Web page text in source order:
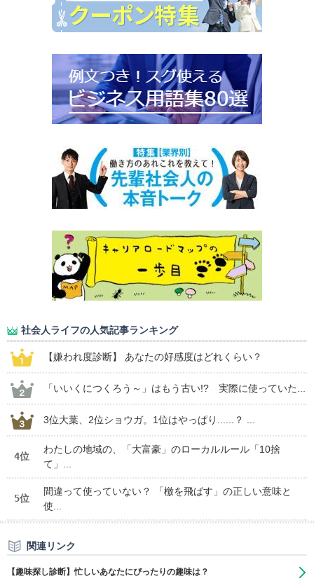
社会人ライフの人気記事ランキング
【嫌われ度診断】 あなたの好感度はどれくらい？
「いいくにつくろう～」はもう古い!? 実際に使っていた...
3位大葉、2位ショウガ。1位はやっぱり......？ ...
4位
わたしの地域の、「大富豪」のローカルルール「10捨
て」...
5位
間違って使っていない？ 「檄を飛ばす」の正しい意味と
使...
関連リンク
【趣味探し診断】忙しいあなたにぴったりの趣味は？